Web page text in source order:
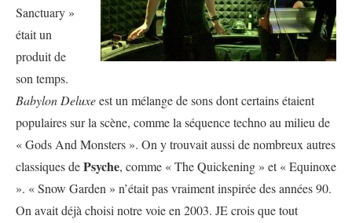
Sanctuary »
était un
produit de
son temps.
Babylon Deluxeest un mélange de sons dont certains étaient
populaires sur la scène, comme la séquence techno au milieu de
« Gods And Monsters ». On y trouvait aussi de nombreux autres
classiques dePsyche, comme « The Quickening » et « Equinoxe
». « Snow Garden » n’était pas vraiment inspirée des années 90.
On avait déjà choisi notre voie en 2003. JE crois que tout